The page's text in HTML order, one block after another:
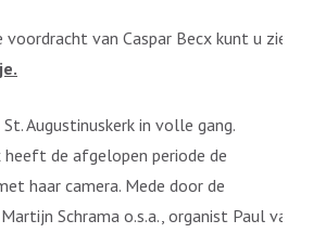
van Caspar Becx kunt u zien
Augustinuskerk in volle gang.
heeft de afgelopen periode de
haar camera. Mede door de
Schrama o.s.a., organist Paul van